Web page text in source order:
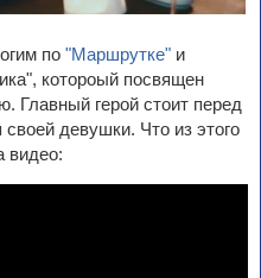
по "Маршрутке" и
котороый посвящен
Главный герой стоит перед
девушки. Что из этого
видео: